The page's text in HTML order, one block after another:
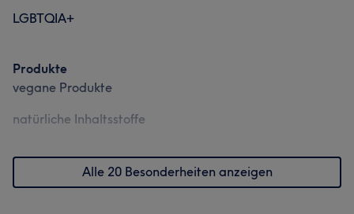
LGBTQIA+
Produkte
vegane Produkte
natürliche Inhaltsstoffe
Alle 20 Besonderheiten anzeigen